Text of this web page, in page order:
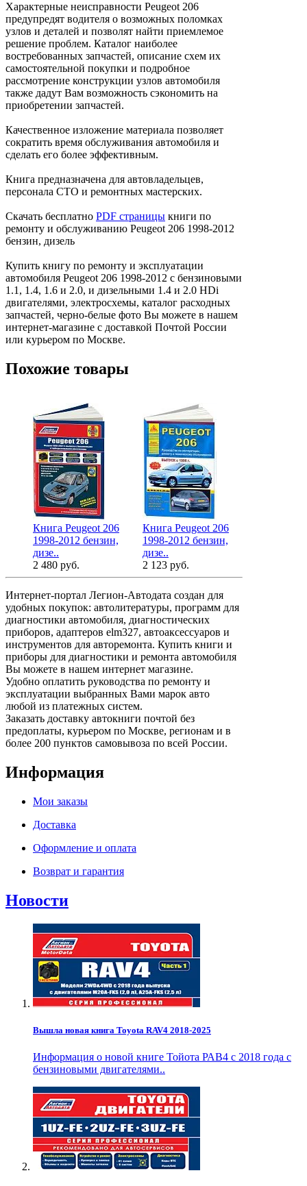
Характерные неисправности Peugeot 206
предупредят водителя о возможных поломках
узлов и деталей и позволят найти приемлемое
решение проблем. Каталог наиболее
востребованных запчастей, описание схем их
самостоятельной покупки и подробное
рассмотрение конструкции узлов автомобиля
также дадут Вам возможность сэкономить на
приобретении запчастей.
Качественное изложение материала позволяет
сократить время обслуживания автомобиля и
сделать его более эффективным.
Книга предназначена для автовладельцев,
персонала СТО и ремонтных мастерских.
Скачать бесплатно PDF страницы книги по
ремонту и обслуживанию Peugeot 206 1998-2012
бензин, дизель
Купить книгу по ремонту и эксплуатации
автомобиля Peugeot 206 1998-2012 с бензиновыми
1.1, 1.4, 1.6 и 2.0, и дизельными 1.4 и 2.0 HDi
двигателями, электросхемы, каталог расходных
запчастей, черно-белые фото Вы можете в нашем
интернет-магазине с доставкой Почтой России
или курьером по Москве.
Похожие товары
Книга Peugeot 206
1998-2012 бензин,
дизе..
2 480 руб.
Книга Peugeot 206
1998-2012 бензин,
дизе..
2 123 руб.
Интернет-портал Легион-Автодата создан для
удобных покупок: автолитературы, программ для
диагностики автомобиля, диагностических
приборов, адаптеров elm327, автоаксессуаров и
инструментов для авторемонта. Купить книги и
приборы для диагностики и ремонта автомобиля
Вы можете в нашем интернет магазине.
Удобно оплатить руководства по ремонту и
эксплуатации выбранных Вами марок авто
любой из платежных систем.
Заказать доставку автокниги почтой без
предоплаты, курьером по Москве, регионам и в
более 200 пунктов самовывоза по всей России.
Информация
Мои заказы
Доставка
Оформление и оплата
Возврат и гарантия
Новости
Вышла новая книга Toyota RAV4 2018-2025
Информация о новой книге Тойота РАВ4 с 2018 года с
бензиновыми двигателями..